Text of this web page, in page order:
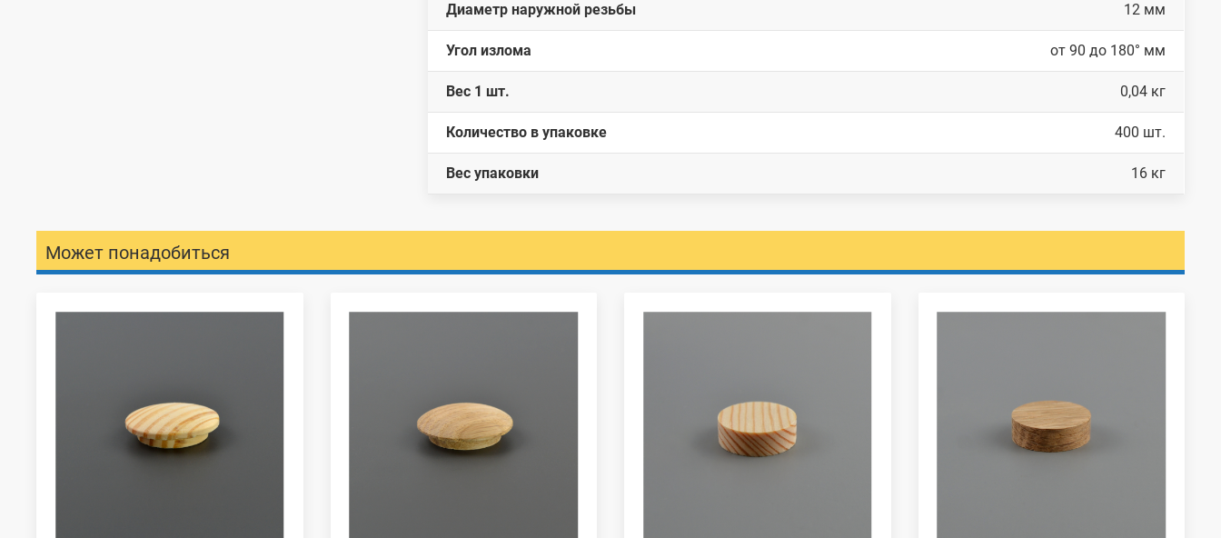
Диаметр наружной резьбы 12 мм
Угол излома от 90 до 180° мм
Вес 1 шт. 0,04 кг
Количество в упаковке 400 шт.
Вес упаковки 16 кг
Может понадобиться